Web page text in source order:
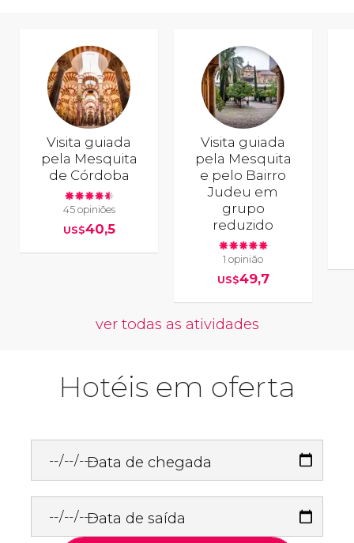
Visita guiada
pela Mesquita
de Córdoba
45 opiniões
US$40,5
Visita guiada
pela Mesquita
e pelo Bairro
Judeu em
grupo
reduzido
1 opinião
US$49,7
ver todas as atividades
Hotéis em oferta
Data de chegada
Data de saída